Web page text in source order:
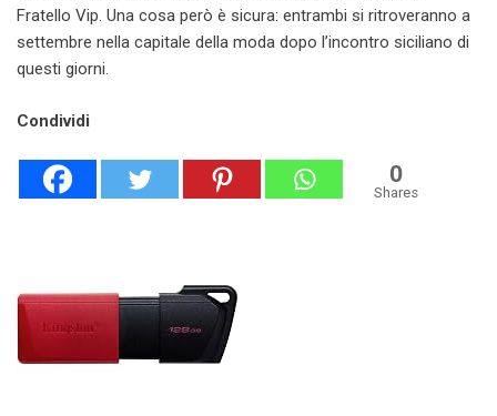
Fratello Vip. Una cosa però è sicura: entrambi si ritroveranno a
settembre nella capitale della moda dopo l’incontro siciliano di
questi giorni.
Condividi
0
Shares